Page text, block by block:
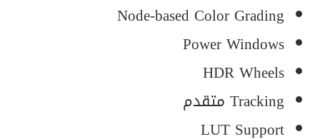
Node-based Color Grading
Power Windows
HDR Wheels
Tracking متقدم
LUT Support